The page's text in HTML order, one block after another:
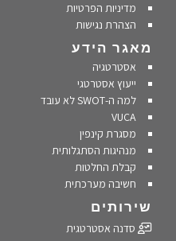
מדיניות הפרטיות
הצהרת נגישות
מאגר הידע
אסטרטגיה
ייעוץ אסטרטגי
למה ה-SWOT לא עובד
VUCA
מסגרת קינפין
מנהיגות הסתגלותית
קבלת החלטות
חשיבה מערכתית
שירותים
סדנה אסטרטגית